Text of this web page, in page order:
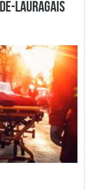
LAURAGAIS